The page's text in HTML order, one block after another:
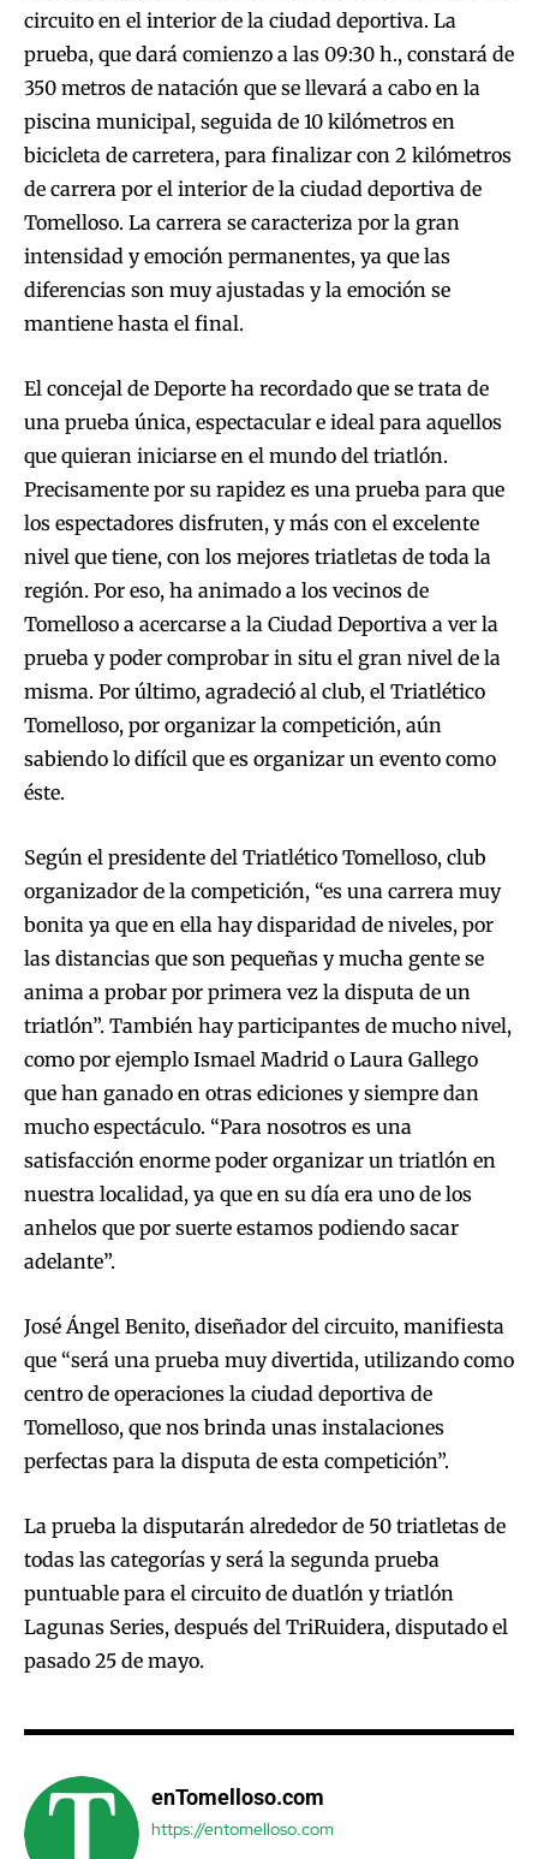
circuito en el interior de la ciudad deportiva. La
prueba, que dará comienzo a las 09:30 h., constará de
350 metros de natación que se llevará a cabo en la
piscina municipal, seguida de 10 kilómetros en
bicicleta de carretera, para finalizar con 2 kilómetros
de carrera por el interior de la ciudad deportiva de
Tomelloso. La carrera se caracteriza por la gran
intensidad y emoción permanentes, ya que las
diferencias son muy ajustadas y la emoción se
mantiene hasta el final.
El concejal de Deporte ha recordado que se trata de
una prueba única, espectacular e ideal para aquellos
que quieran iniciarse en el mundo del triatlón.
Precisamente por su rapidez es una prueba para que
los espectadores disfruten, y más con el excelente
nivel que tiene, con los mejores triatletas de toda la
región. Por eso, ha animado a los vecinos de
Tomelloso a acercarse a la Ciudad Deportiva a ver la
prueba y poder comprobar in situ el gran nivel de la
misma. Por último, agradeció al club, el Triatlético
Tomelloso, por organizar la competición, aún
sabiendo lo difícil que es organizar un evento como
éste.
Según el presidente del Triatlético Tomelloso, club
organizador de la competición, “es una carrera muy
bonita ya que en ella hay disparidad de niveles, por
las distancias que son pequeñas y mucha gente se
anima a probar por primera vez la disputa de un
triatlón”. También hay participantes de mucho nivel,
como por ejemplo Ismael Madrid o Laura Gallego
que han ganado en otras ediciones y siempre dan
mucho espectáculo. “Para nosotros es una
satisfacción enorme poder organizar un triatlón en
nuestra localidad, ya que en su día era uno de los
anhelos que por suerte estamos podiendo sacar
adelante”.
José Ángel Benito, diseñador del circuito, manifiesta
que “será una prueba muy divertida, utilizando como
centro de operaciones la ciudad deportiva de
Tomelloso, que nos brinda unas instalaciones
perfectas para la disputa de esta competición”.
La prueba la disputarán alrededor de 50 triatletas de
todas las categorías y será la segunda prueba
puntuable para el circuito de duatlón y triatlón
Lagunas Series, después del TriRuidera, disputado el
pasado 25 de mayo.
enTomelloso.com
https://entomelloso.com